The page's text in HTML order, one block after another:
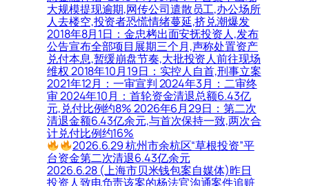
大规模提现逾期,网传公司遣散员工,办公场所
人去楼空,投资者恐慌情绪蔓延,挤兑潮爆发
2018年8月1日：金忠栲出面安抚投资人,发布
公告宣布全部项目展期三个月,声称处置资产
兑付本息,暂缓崩盘节奏,大批投资人前往现场
维权 2018年10月19日：实控人自首,刑事立案
2021年12月：一审宣判 2024年3月：二审终
审 2024年10月：首轮资金清退总额6.43亿
元,兑付比例约8% 2026年6月29日：第二次
清退金额6.43亿余元,与首次保持一致,两次合
计兑付比例约16%
2026.6.29 杭州市余杭区“草根投资”平
台资金第二次清退6.43亿余元
2026.6.28 (上海市贝米钱包案自媒体)昨日
投资人致电负责该案的杨法官沟通案件追赃